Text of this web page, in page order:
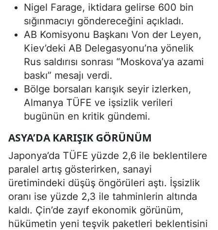
Nigel Farage, iktidara gelirse 600 bin
sığınmacıyı göndereceğini açıkladı.
AB Komisyonu Başkanı Von der Leyen,
Kiev’deki AB Delegasyonu’na yönelik
Rus saldırısı sonrası “Moskova’ya azami
baskı” mesajı verdi.
Bölge borsaları karışık seyir izlerken,
Almanya TÜFE ve işsizlik verileri
bugünün en kritik gündemi.
ASYA’DA KARIŞIK GÖRÜNÜM
Japonya’da TÜFE yüzde 2,6 ile beklentilere
paralel artış gösterirken, sanayi
üretimindeki düşüş öngörüleri aştı. İşsizlik
oranı ise yüzde 2,3 ile tahminlerin altında
kaldı. Çin’de zayıf ekonomik görünüm,
hükümetin yeni teşvik paketleri beklentisini